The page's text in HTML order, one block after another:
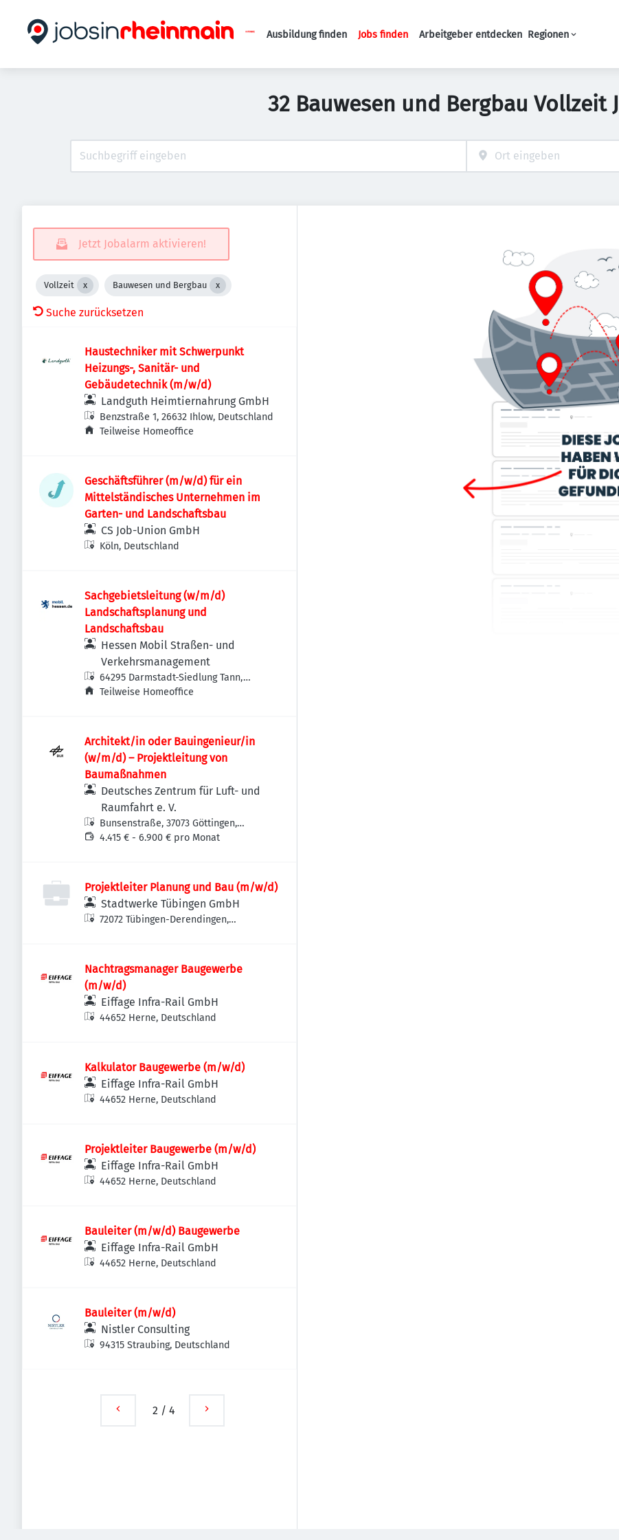
Haupt-Navigation
Ausbildung finden Jobs finden Arbeitgeber entdecken Regionen
32 Bauwesen und Bergbau Vollzeit
Jetzt Jobalarm aktivieren!
Vollzeit Bauwesen und Bergbau
Suche zurücksetzen
Haustechniker mit Schwerpunkt
Heizungs-, Sanitär- und
Gebäudetechnik (m/w/d)
Landguth Heimtiernahrung GmbH
Benzstraße 1, 26632 Ihlow, Deutschland
Teilweise Homeoffice
Geschäftsführer (m/w/d) für ein
Mittelständisches Unternehmen im
Garten- und Landschaftsbau
CS Job-Union GmbH
Köln, Deutschland
Sachgebietsleitung (w/m/d)
Landschaftsplanung und
Landschaftsbau
Hessen Mobil Straßen- und
Verkehrsmanagement
64295 Darmstadt-Siedlung Tann,
Deutschland
Teilweise Homeoffice
Architekt/in oder Bauingenieur/in
(w/m/d) – Projekt­leitung von
Baumaßnahmen
Deutsches Zentrum für Luft- und
Raumfahrt e. V.
Bunsenstraße, 37073 Göttingen,
Deutschland
4.415 € - 6.900 € pro Monat
Projektleiter Planung und Bau (m/w/d)
Stadtwerke Tübingen GmbH
72072 Tübingen-Derendingen,
Nachtragsmanager Baugewerbe
(m/w/d)
Eiffage Infra-Rail GmbH
44652 Herne, Deutschland
Kalkulator Baugewerbe (m/w/d)
Eiffage Infra-Rail GmbH
44652 Herne, Deutschland
Projektleiter Baugewerbe (m/w/d)
Eiffage Infra-Rail GmbH
44652 Herne, Deutschland
Bauleiter (m/w/d) Baugewerbe
Eiffage Infra-Rail GmbH
44652 Herne, Deutschland
Bauleiter (m/w/d)
Nistler Consulting
94315 Straubing, Deutschland
2 / 4